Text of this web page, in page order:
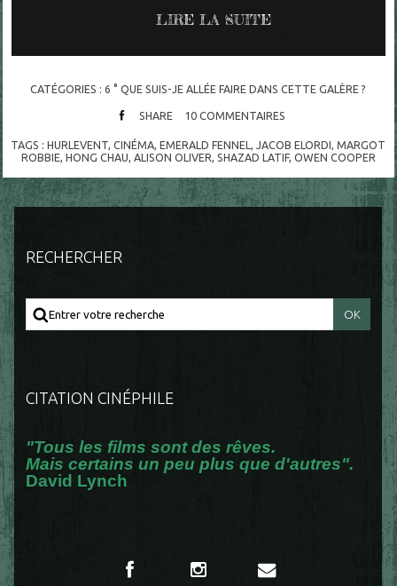
LIRE LA SUITE
CATÉGORIES :6 ° QUE SUIS-JE ALLÉE FAIRE DANS CETTE GALÈRE ?
SHARE 10 COMMENTAIRES
TAGS :HURLEVENT ,CINÉMA ,EMERALD FENNEL JACOB ELORDI ,MARGOT
ROBBIE HONG CHAU ALISON OLIVER SHAZAD LATIF, OWEN COOPER
RECHERCHER
CITATION CINÉPHILE
"Tous les films sont des rêves.
Mais certains un peu plus que d'autres".
David Lynch